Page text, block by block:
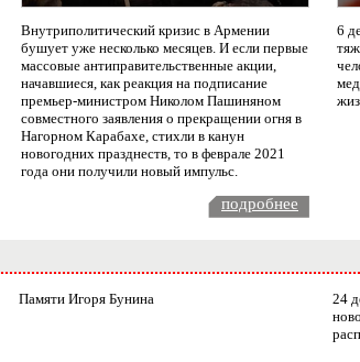
Внутриполитический кризис в Армении
бушует уже несколько месяцев. И если первые
массовые антиправительственные акции,
начавшиеся, как реакция на подписание
премьер-министром Николом Пашиняном
совместного заявления о прекращении огня в
Нагорном Карабахе, стихли в канун
новогодних празднеств, то в феврале 2021
года они получили новый импульс.
6
подробнее
Памяти Игоря Бунина
24